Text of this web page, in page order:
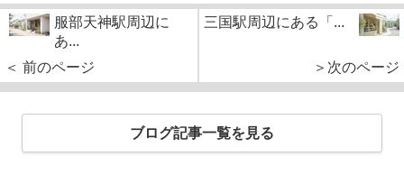
服部天神駅周辺に
あ...
＜ 前のページ
三国駅周辺にある「...
＞次のページ
ブログ記事一覧を見る